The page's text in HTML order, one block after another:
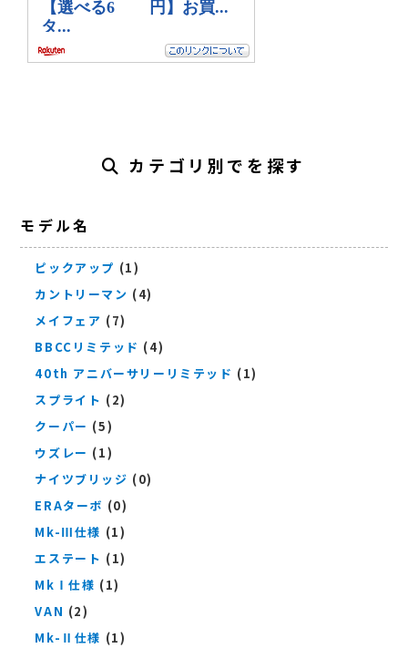
カテゴリ別でを探す
モデル名
ピックアップ (1)
カントリーマン (4)
メイフェア (7)
BBCCリミテッド (4)
40th アニバーサリーリミテッド (1)
スプライト (2)
クーパー (5)
ウズレー (1)
ナイツブリッジ (0)
ERAターボ (0)
Mk-Ⅲ仕様 (1)
エステート (1)
MkⅠ仕様 (1)
VAN (2)
Mk-Ⅱ仕様 (1)